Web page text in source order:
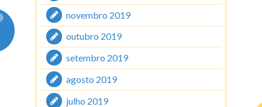
novembro 2019
outubro 2019
setembro 2019
agosto 2019
julho 2019